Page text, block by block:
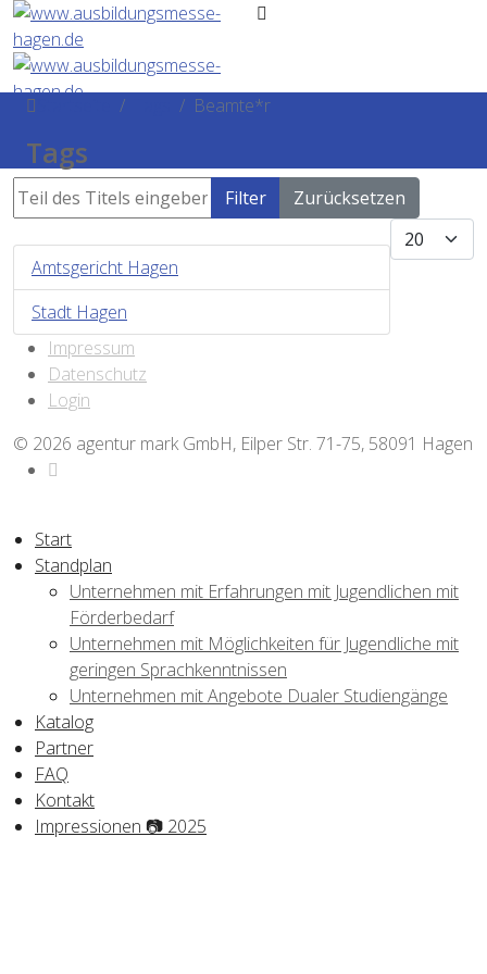
Beamte*r
Tags
Teil des Titels eingeben Filter
Zurücksetzen
Anzeige #
Amtsgericht Hagen
Stadt Hagen
Impressum
Datenschutz
Login
© 2026 agentur mark GmbH, Eilper Str. 71-75, 58091 Hagen
Start
Standplan
Unternehmen mit Erfahrungen mit Jugendlichen mit
Förderbedarf
Unternehmen mit Möglichkeiten für Jugendliche mit
geringen Sprachkenntnissen
Unternehmen mit Angebote Dualer Studiengänge
Katalog
Partner
FAQ
Kontakt
Impressionen 📷 2025